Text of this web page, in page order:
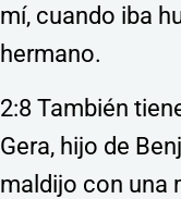
mí, cuando iba
hermano.
2:8 También
Gera, hijo de
maldijo con una